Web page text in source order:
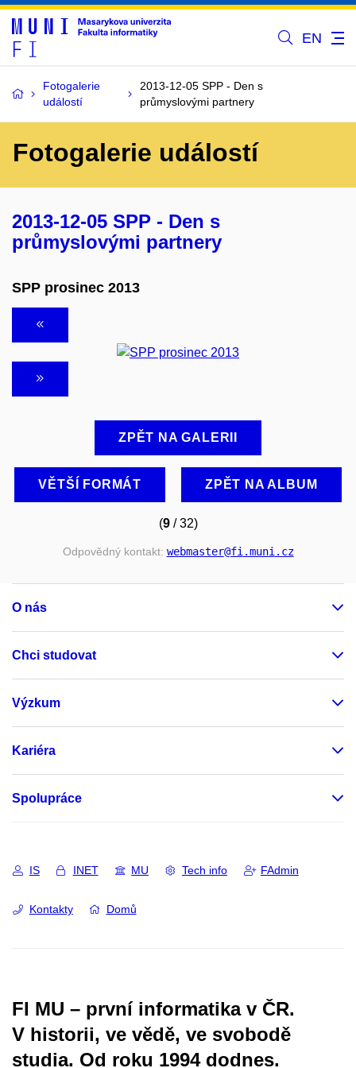
EN
Fotogalerie
událostí
2013-12-05 SPP - Den s
průmyslovými partnery
Fotogalerie událostí
2013-12-05 SPP - Den s
průmyslovými partnery
SPP prosinec 2013
ZPĚT NA GALERII
VĚTŠÍ FORMÁT ZPĚT NA ALBUM
(9/ 32)
Odpovědný kontakt: webmaster@fi.muni.cz
O nás
Chci studovat
Výzkum
Kariéra
Spolupráce
IS INET MU Tech info FAdmin
Kontakty Domů
FI MU – první informatika v ČR.
V historii, ve vědě, ve svobodě
studia. Od roku 1994 dodnes.